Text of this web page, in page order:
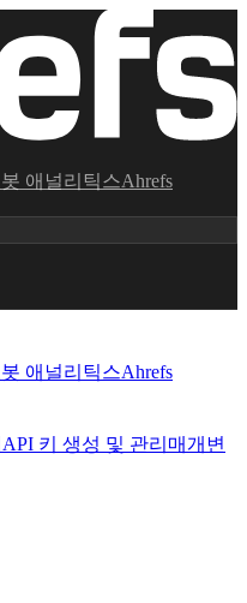
봇 애널리틱스Ahrefs
봇 애널리틱스Ahrefs
API 키 생성 및 관리 매개변